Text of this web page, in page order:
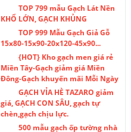
TOP 799 mẫu Gạch Lát Nền
KHỔ LỚN, GẠCH KHỦNG
TOP 999 Mẫu Gạch Giả Gỗ
15x80-15x90-20x120-45x90...
{HOT} Kho gạch men giá rẻ
Miền Tây-Gạch giảm giá Miền
Đông-Gạch khuyến mãi Mỗi Ngày
GẠCH VỈA HÈ TAZARO giảm
giá, GẠCH CON SÂU, gạch tự
chèn,gạch chịu lực.
500 mẫu gạch ốp tường nhà